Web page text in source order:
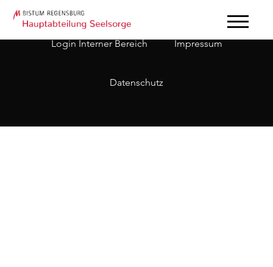
Login Interner Bereich Impressum
Datenschutz